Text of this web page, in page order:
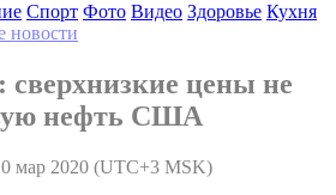
Спорт Фото Видео Здоровье Кухня
новости
цены не
нефть США
мар 2020 (UTC+3 MSK)